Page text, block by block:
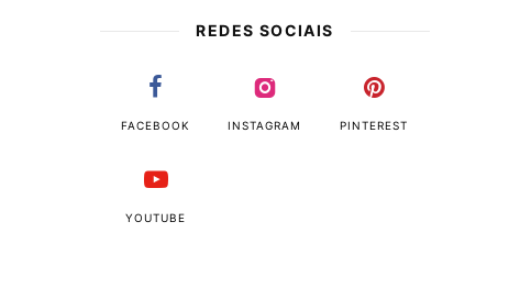
REDES SOCIAIS
FACEBOOK INSTAGRAM PINTEREST
YOUTUBE